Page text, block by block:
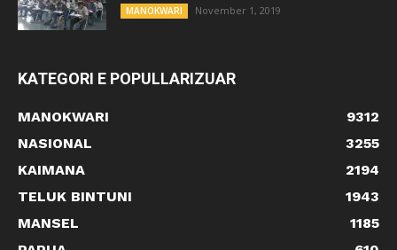
MANOKWARI November 1, 2019
KATEGORI E POPULLARIZUAR
MANOKWARI
9312
NASIONAL
3255
KAIMANA
2194
TELUK BINTUNI
1943
MANSEL
1185